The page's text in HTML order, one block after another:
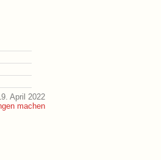
April 2022